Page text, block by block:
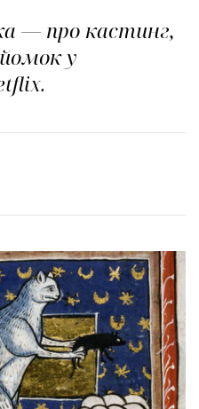
— про кастинг,
у